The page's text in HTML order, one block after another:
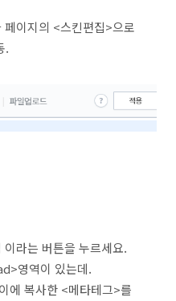
이지의 <스킨편집>으로
.
라는 버튼을 누르세요.
영역이 있는데.
복사한 <메타테그>를